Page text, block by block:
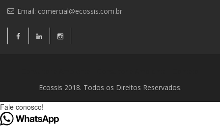
Email: comercial@ecossis.com.br
Ecossis 2018. Todos os Direitos Reservados.
Fale conosco!